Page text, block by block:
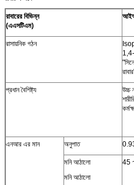
রাবারের বিভিন্ন
(এএসটিএম)
রাসায়নিক গঠন
প্রধান বৈশিষ্ট্য
উচ্চ
এনআর এর মান অনুপাত
মনি আঠালো
মনি আঠালো
45